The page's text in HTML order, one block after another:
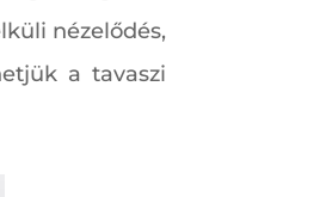
nézelődés,
a tavaszi